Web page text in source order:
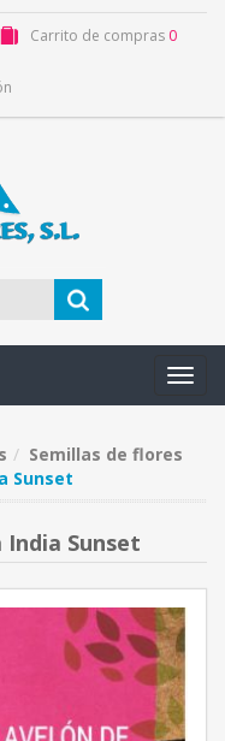
Carrito de compras 0
Semillas de flores
Sunset
India Sunset